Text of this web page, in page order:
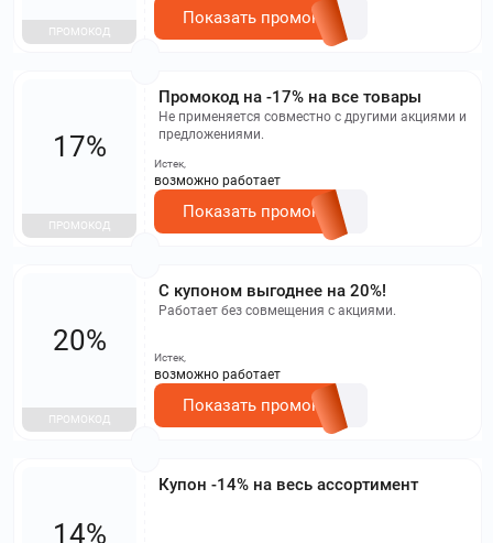
ПРОМОКОД
Показать промокод
Промокод на -17% на все товары
Не применяется совместно с другими акциями и
предложениями.
17%
ПРОМОКОД
Истек,
возможно работает
Показать промокод
С купоном выгоднее на 20%!
Работает без совмещения с акциями.
20%
ПРОМОКОД
Истек,
возможно работает
Показать промокод
Купон -14% на весь ассортимент
14%